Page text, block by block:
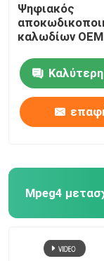
Ψηφιακός
καλωδίων OEM
Mpeg4